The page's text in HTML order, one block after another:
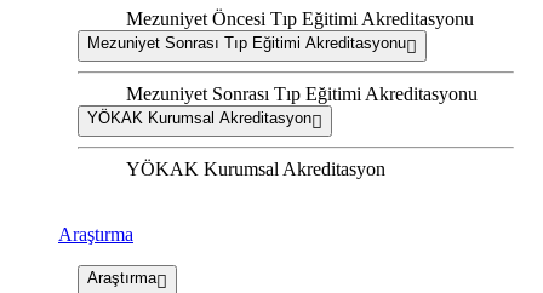
Mezuniyet Öncesi Tıp Eğitimi Akreditasyonu
Mezuniyet Sonrası Tıp Eğitimi Akreditasyonu
Mezuniyet Sonrası Tıp Eğitimi Akreditasyonu
YÖKAK Kurumsal Akreditasyon
YÖKAK Kurumsal Akreditasyon
Araştırma
Araştırma